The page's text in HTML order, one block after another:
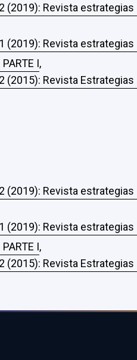
Revista
Revista
I,
Revista
Revista
Revista
I,
Revista